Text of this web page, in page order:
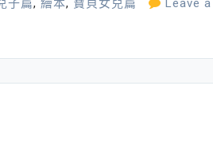
子篇, 繪本, 寶貝女兒篇
Leave a